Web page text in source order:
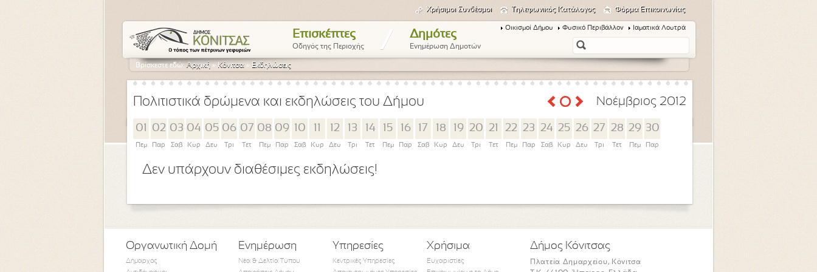
Χρήσιμοι Συνδέσμοι Τηλεφωνικός Κατάλογος Φόρμα Επικοινωνίας
Επισκέπτες
Οδηγός της Περιοχής / Δημότες
Ενημέρωση Δημοτών
Οικισμοί Δήμου Φυσικό Περιβάλλον Ιαματικά Λουτρά
Βρίσκεστε εδώ:Αρχική » Κόνιτσα » Εκδηλώσεις
Πολιτιστικά δρώμενα και εκδηλώσεις του Δήμου Νοέμβριος 2012
01
Πεμ
02
Παρ
03
Σαβ
04
Κυρ
05
Δευ
06
Τρι
07
Τετ
08
Πεμ
09
Παρ
10
Σαβ Κυρ
12
Δευ
13
Τρι
14
Τετ
15
Πεμ
16
Παρ
17
Σαβ
18
Κυρ
19
Δευ
20
Τρι
21
Τετ
22
Πεμ
23
Παρ
24
Σαβ
25
Κυρ
26
Δευ
27
Τρι
28
Τετ
29
Πεμ
30
Παρ
Δεν υπάρχουν διαθέσιμες εκδηλώσεις!
Οργανωτική Δομή
Δήμαρχος
Ενημέρωση
Νέα & Δελτία Τύπου
Υπηρεσίες
Κεντρικές Υπηρεσίες
Χρήσιμα
Ευχαριστίες
Δήμος Κόνιτσας
Πλατεία Δημαρχείου, Κόνιτσα